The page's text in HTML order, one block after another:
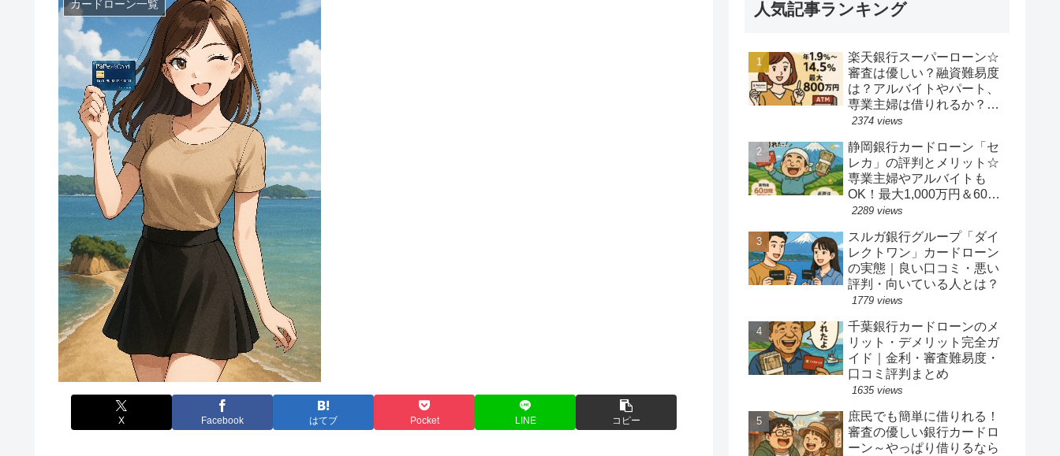
カードローン一覧
X Facebook はてブ Pocket LINE コピー
人気記事ランキング
楽天銀行スーパーローン☆
審査は優しい？融資難易度
は？アルバイトやパート、
専業主婦は借りれるか？他
社キャッシングの借り入れ
とめ融資は可能か？
2374 views
静岡銀行カードローン「セ
レカ」の評判とメリット☆
専業主婦やアルバイトも
OK！最大1,000万円＆60日
間無利息の魅力
2289 views
スルガ銀行グループ「ダイ
レクトワン」カードローン
の実態｜良い口コミ・悪い
評判・向いている人とは？
1779 views
千葉銀行カードローンのメ
リット・デメリット完全ガ
イド｜金利・審査難易度・
口コミ評判まとめ
1635 views
庶民でも簡単に借りれる！
審査の優しい銀行カードロ
ーン～やっぱり借りるなら